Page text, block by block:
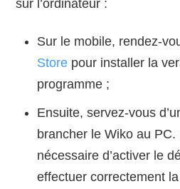
sur l’ordinateur :
Sur le mobile, rendez-
Store pour installer la
programme ;
Ensuite, servez-vous
brancher le Wiko au
nécessaire d’activer le
effectuer correctement